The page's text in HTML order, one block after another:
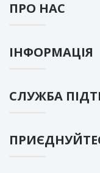
ПРО НАС
ІНФОРМАЦІЯ
СЛУЖБА